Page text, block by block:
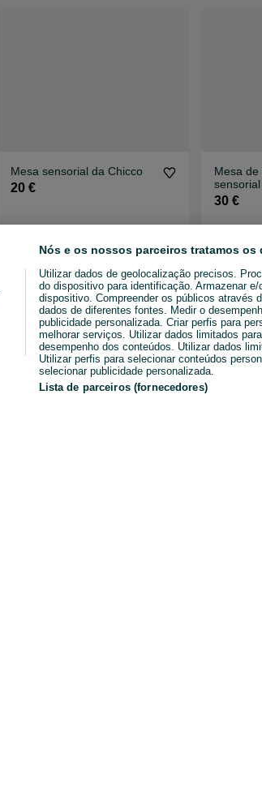
Mesa sensorial da Chicco
20 €
18 de julho de 2026
Mesa de
30 €
11 de
Nós e os nossos parceiros tratamos os
Utilizar dados de geolocalização precisos.
do dispositivo para identificação. Armazenar
dispositivo. Compreender os públicos através
dados de diferentes fontes. Medir o
publicidade personalizada. Criar perfis para
melhorar serviços. Utilizar dados limitados
desempenho dos conteúdos. Utilizar dados
Utilizar perfis para selecionar conteúdos
selecionar publicidade personalizada.
Lista de parceiros (fornecedores)